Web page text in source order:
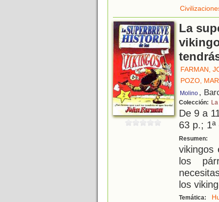
La
FARMAN,
POZO,
Molino ,
Colección:
De 9 a
63 p.;
Resumen:
vikingos
los
los
Temática: